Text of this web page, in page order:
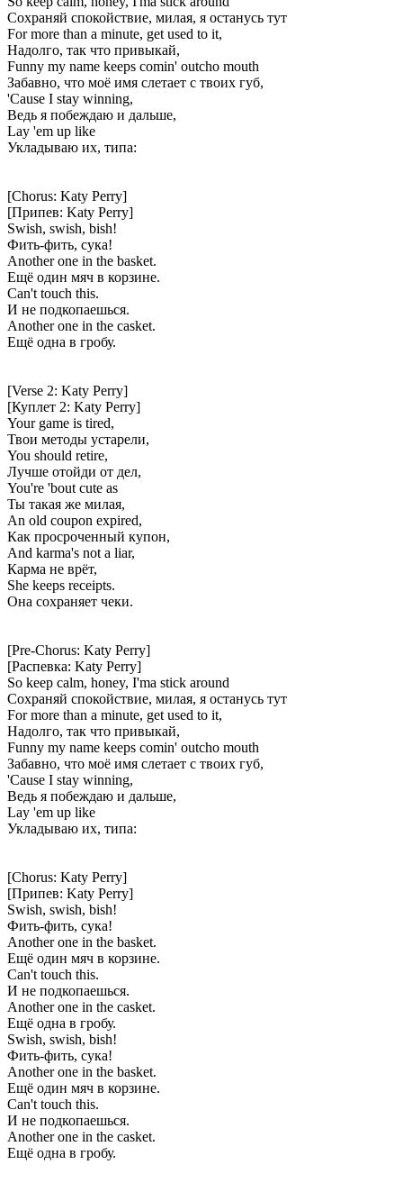
Сохраняй спокойствие, милая, я останусь тут
For more than a minute, get used to it,
Надолго, так что привыкай,
Funny my name keeps comin' outcho mouth
Забавно, что моё имя слетает с твоих губ,
'Cause I stay winning,
Ведь я побеждаю и дальше,
Lay 'em up like
Укладываю их, типа:
[Chorus: Katy Perry]
[Припев: Katy Perry]
Swish, swish, bish!
Фить-фить, сука!
Another one in the basket.
Ещё один мяч в корзине.
Can't touch this.
И не подкопаешься.
Another one in the casket.
Ещё одна в гробу.
[Verse 2: Katy Perry]
[Куплет 2: Katy Perry]
Your game is tired,
Твои методы устарели,
You should retire,
Лучше отойди от дел,
You're 'bout cute as
Ты такая же милая,
An old coupon expired,
Как просроченный купон,
And karma's not a liar,
Карма не врёт,
She keeps receipts.
Она сохраняет чеки.
[Pre-Chorus: Katy Perry]
[Распевка: Katy Perry]
So keep calm, honey, I'ma stick around
Сохраняй спокойствие, милая, я останусь тут
For more than a minute, get used to it,
Надолго, так что привыкай,
Funny my name keeps comin' outcho mouth
Забавно, что моё имя слетает с твоих губ,
'Cause I stay winning,
Ведь я побеждаю и дальше,
Lay 'em up like
Укладываю их, типа:
[Chorus: Katy Perry]
[Припев: Katy Perry]
Swish, swish, bish!
Фить-фить, сука!
Another one in the basket.
Ещё один мяч в корзине.
Can't touch this.
И не подкопаешься.
Another one in the casket.
Ещё одна в гробу.
Swish, swish, bish!
Фить-фить, сука!
Another one in the basket.
Ещё один мяч в корзине.
Can't touch this.
И не подкопаешься.
Another one in the casket.
Ещё одна в гробу.